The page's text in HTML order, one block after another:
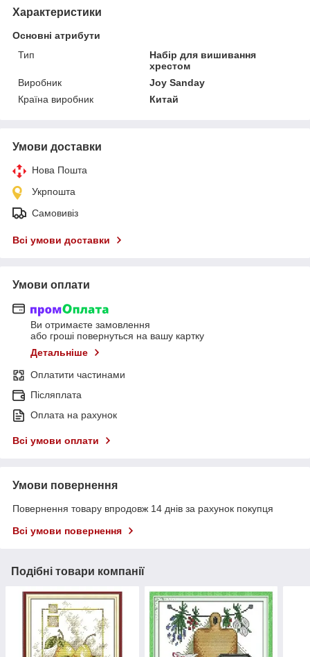
Характеристики
Основні атрибути
Тип
Набір для вишивання
хрестом
Виробник
Joy Sanday
Країна виробник
Китай
Умови доставки
Нова Пошта
Укрпошта
Самовивіз
Всі умови доставки
Умови оплати
Ви отримаєте замовлення
або гроші повернуться на вашу картку
Детальніше
Оплатити частинами
Післяплата
Оплата на рахунок
Всі умови оплати
Умови повернення
Повернення товару впродовж 14 днів за рахунок покупця
Всі умови повернення
Подібні товари компанії